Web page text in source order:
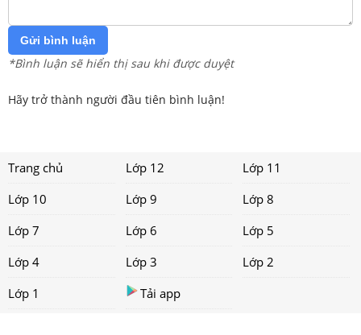
Gửi bình luận
*Bình luận sẽ hiển thị sau khi được duyệt
Hãy trở thành người đầu tiên bình luận!
Trang chủ Lớp 12
Lớp 11
Lớp 10
Lớp 9
Lớp 8
Lớp 7
Lớp 6
Lớp 5
Lớp 4
Lớp 3
Lớp 2
Lớp 1
Tải app